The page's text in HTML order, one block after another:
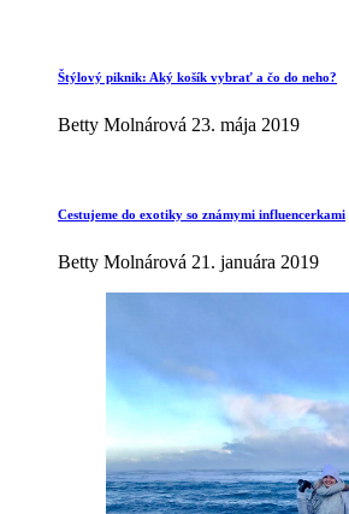
Štýlový piknik: Aký košík vybrať a čo do neho?
Betty Molnárová 23. mája 2019
Cestujeme do exotiky so známymi influencerkami
Betty Molnárová 21. januára 2019